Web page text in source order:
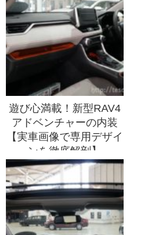
遊び心満載！新型RAV4
アドベンチャーの内装
【実車画像で専用デザイ
ンを徹底解剖】